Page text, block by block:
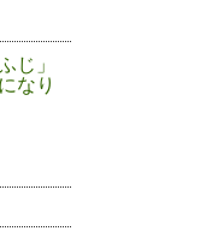
じ」
なり